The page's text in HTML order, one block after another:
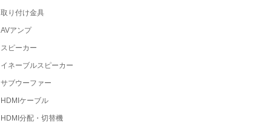
取り付け金具
AVアンプ
スピーカー
イネーブルスピーカー
サブウーファー
HDMIケーブル
HDMI分配・切替機